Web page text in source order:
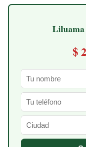
Liluama
$